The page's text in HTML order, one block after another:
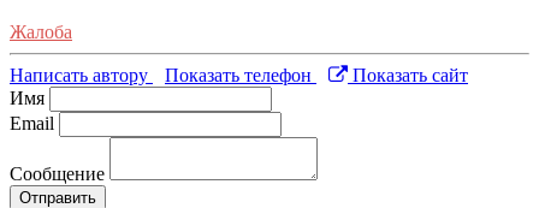
Жалоба
Написать автору Показать телефон
Показать сайт
Имя
Email
Сообщение
Отправить